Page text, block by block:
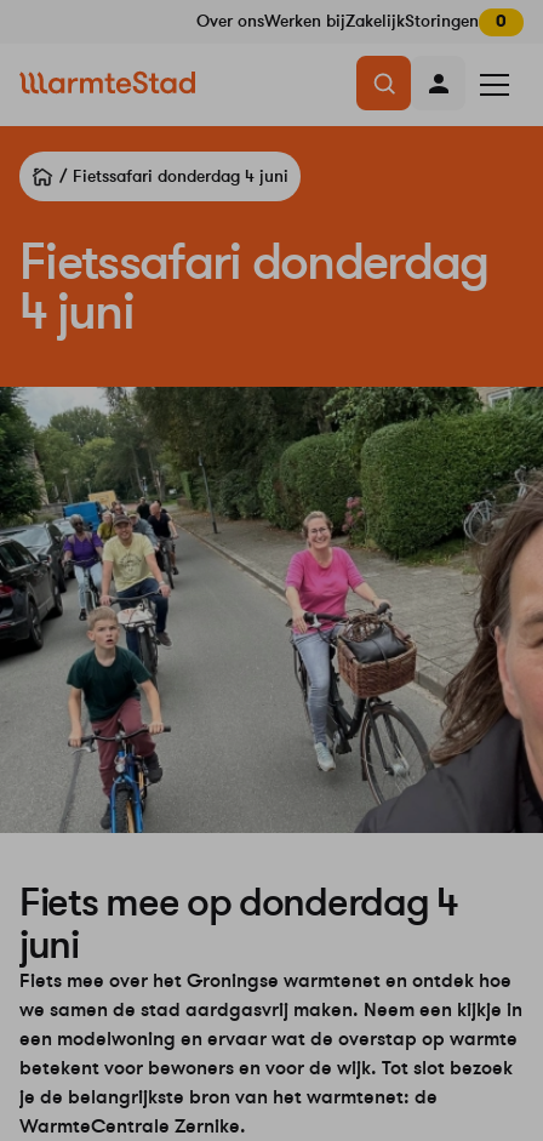
overslaan
Over onsWerken bijZakelijkStoringen 0
openen
Fietssafari donderdag 4 juni
Fietssafari donderdag
4 juni
Fiets mee op donderdag 4
juni
Fiets mee over het Groningse warmtenet en ontdek hoe
we samen de stad aardgasvrij maken. Neem een kijkje in
een modelwoning en ervaar wat de overstap op warmte
betekent voor bewoners en voor de wijk. Tot slot bezoek
je de belangrijkste bron van het warmtenet: de
WarmteCentrale Zernike.